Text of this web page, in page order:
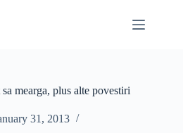
mearga, plus alte povestiri
31, 2013